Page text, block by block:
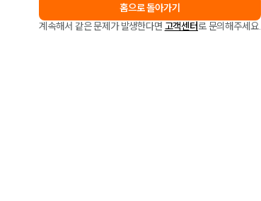
홈으로 돌아가기
계속해서 같은 문제가 발생한다면 고객센터로 문의해주세요.